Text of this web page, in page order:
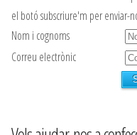
el botó subscriure'm per enviar-
Nom i cognoms
Correu electrònic